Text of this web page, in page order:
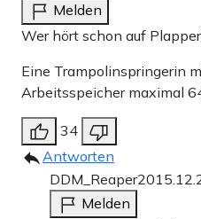
Melden
Wer hört schon auf
Eine Trampolinspringerin
Arbeitsspeicher maximal
34
Antworten
DDM_Reaper20
Melden